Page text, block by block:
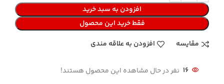
افزودن به سبد خرید
فقط خرید این محصول
مقایسه
افزودن به علاقه مندی
16 نفر در حال مشاهده این محصول هستند!